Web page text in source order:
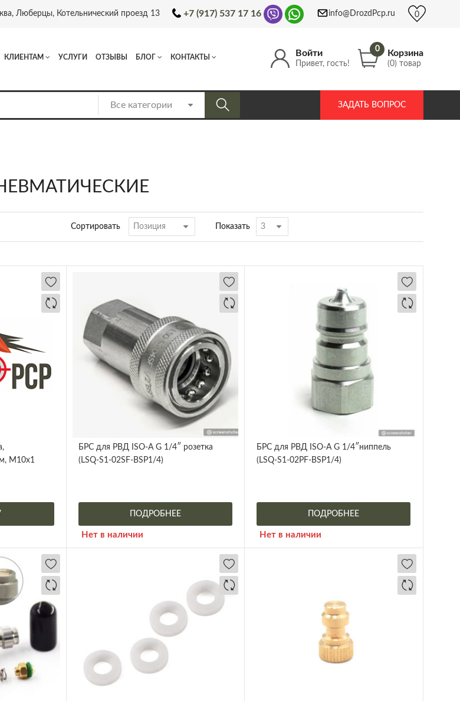
Люберцы, Котельнический проезд 13 +7 (917) 537 17 16 info@DrozdPcp.ru 0
Войти
Привет, гость!
0 Корзина
(0) товар
КЛИЕНТАМ УСЛУГИ ОТЗЫВЫ БЛОГ КОНТАКТЫ
ЗАДАТЬ ВОПРОС
Сортировать Показать
М10х1
БРС для РВД ISO-A G 1/4″ розетка
(LSQ-S1-02SF-BSP1/4)
ПОДРОБНЕЕ
Нет в наличии
БРС для РВД ISO-A G 1/4″ниппель
(LSQ-S1-02PF-BSP1/4)
ПОДРОБНЕЕ
Нет в наличии